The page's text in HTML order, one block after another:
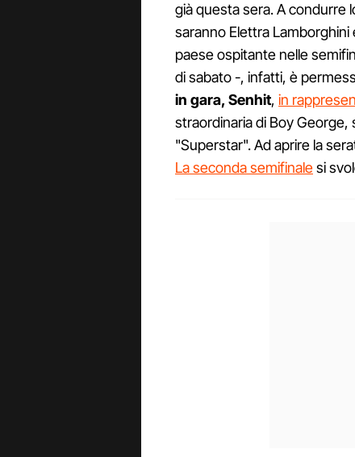
già questa sera. A condurre
saranno Elettra Lamborghini
paese ospitante nelle
di sabato -, infatti, è
in gara, Senhit, in
straordinaria di Boy George,
"Superstar". Ad aprire la
La seconda semifinalesi